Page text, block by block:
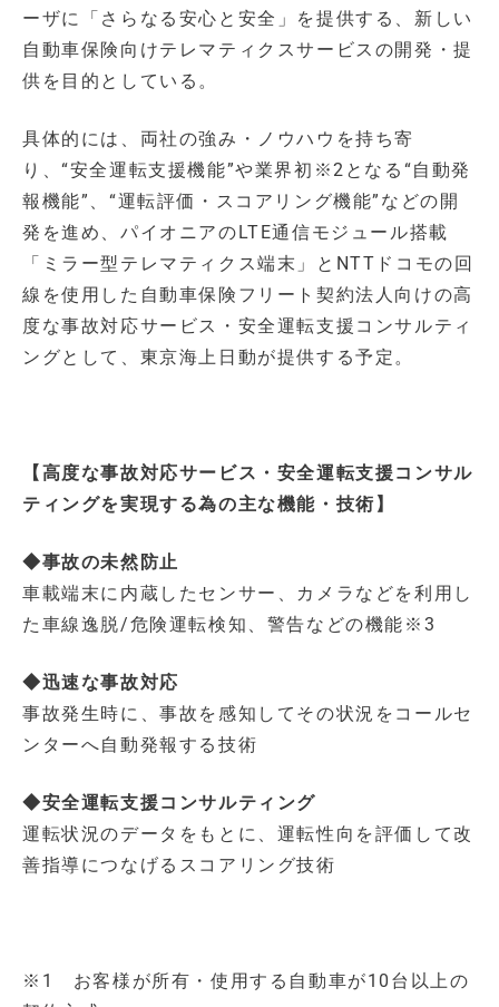
ーザに「さらなる安心と安全」を提供する、新しい
自動車保険向けテレマティクスサービスの開発・提
供を目的としている。
具体的には、両社の強み・ノウハウを持ち寄
り、“安全運転支援機能”や業界初※2となる“自動発
報機能”、“運転評価・スコアリング機能”などの開
発を進め、パイオニアのLTE通信モジュール搭載
「ミラー型テレマティクス端末」とNTTドコモの回
線を使用した自動車保険フリート契約法人向けの高
度な事故対応サービス・安全運転支援コンサルティ
ングとして、東京海上日動が提供する予定。
【高度な事故対応サービス・安全運転支援コンサル
ティングを実現する為の主な機能・技術】
◆事故の未然防止
車載端末に内蔵したセンサー、カメラなどを利用し
た車線逸脱/危険運転検知、警告などの機能※3
◆迅速な事故対応
事故発生時に、事故を感知してその状況をコールセ
ンターへ自動発報する技術
◆安全運転支援コンサルティング
運転状況のデータをもとに、運転性向を評価して改
善指導につなげるスコアリング技術
※1 お客様が所有・使用する自動車が10台以上の